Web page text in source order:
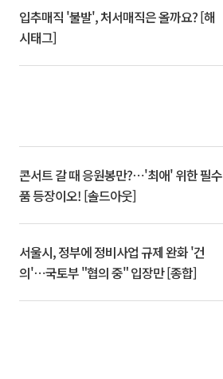
입추매직 '불발', 처서매직은 올까요? [해
시태그]
콘서트 갈 때 응원봉만?⋯'최애' 위한 필수
품 등장이오! [솔드아웃]
서울시, 정부에 정비사업 규제 완화 '건
의'⋯국토부 "협의 중" 입장만 [종합]